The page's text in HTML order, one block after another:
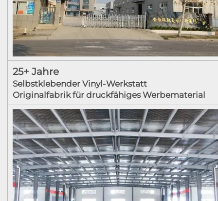
25+ Jahre
Selbstklebender Vinyl-Werkstatt
Originalfabrik für druckfähiges Werbematerial